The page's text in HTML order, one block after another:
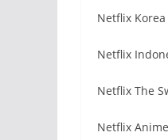
Netflix
Netflix
Netflix The
Netflix